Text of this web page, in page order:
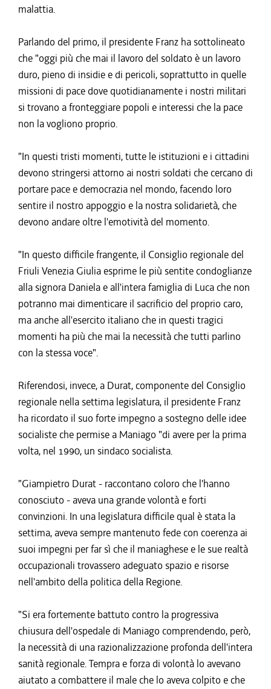
malattia.
Parlando del primo, il presidente Franz ha sottolineato
che "oggi più che mai il lavoro del soldato è un lavoro
duro, pieno di insidie e di pericoli, soprattutto in quelle
missioni di pace dove quotidianamente i nostri militari
si trovano a fronteggiare popoli e interessi che la pace
non la vogliono proprio.
"In questi tristi momenti, tutte le istituzioni e i cittadini
devono stringersi attorno ai nostri soldati che cercano di
portare pace e democrazia nel mondo, facendo loro
sentire il nostro appoggio e la nostra solidarietà, che
devono andare oltre l'emotività del momento.
"In questo difficile frangente, il Consiglio regionale del
Friuli Venezia Giulia esprime le più sentite condoglianze
alla signora Daniela e all'intera famiglia di Luca che non
potranno mai dimenticare il sacrificio del proprio caro,
ma anche all'esercito italiano che in questi tragici
momenti ha più che mai la necessità che tutti parlino
con la stessa voce".
Riferendosi, invece, a Durat, componente del Consiglio
regionale nella settima legislatura, il presidente Franz
ha ricordato il suo forte impegno a sostegno delle idee
socialiste che permise a Maniago "di avere per la prima
volta, nel 1990, un sindaco socialista.
"Giampietro Durat - raccontano coloro che l'hanno
conosciuto - aveva una grande volontà e forti
convinzioni. In una legislatura difficile qual è stata la
settima, aveva sempre mantenuto fede con coerenza ai
suoi impegni per far sì che il maniaghese e le sue realtà
occupazionali trovassero adeguato spazio e risorse
nell'ambito della politica della Regione.
"Si era fortemente battuto contro la progressiva
chiusura dell'ospedale di Maniago comprendendo, però,
la necessità di una razionalizzazione profonda dell'intera
sanità regionale. Tempra e forza di volontà lo avevano
aiutato a combattere il male che lo aveva colpito e che